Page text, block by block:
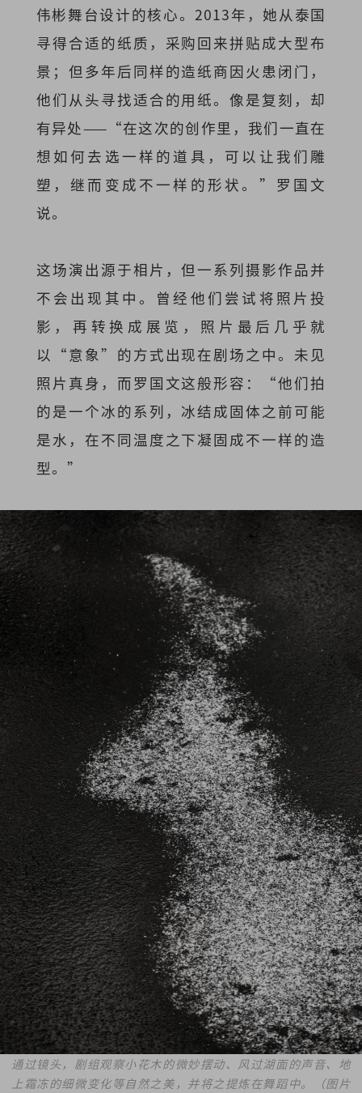
伟彬舞台设计的核心。2013年，她从泰国
寻得合适的纸质，采购回来拼贴成大型布
景；但多年后同样的造纸商因火患闭门，
他们从头寻找适合的用纸。像是复刻，却
有异处——“在这次的创作里，我们一直在
想如何去选一样的道具，可以让我们雕
塑，继而变成不一样的形状。”罗国文
说。
这场演出源于相片，但一系列摄影作品并
不会出现其中。曾经他们尝试将照片投
影，再转换成展览，照片最后几乎就
以“意象”的方式出现在剧场之中。未见
照片真身，而罗国文这般形容：“他们拍
的是一个冰的系列，冰结成固体之前可能
是水，在不同温度之下凝固成不一样的造
型。”
通过镜头，剧组观察小花木的微妙摆动、风过湖面的声音、地
上霜冻的细微变化等自然之美，并将之提炼在舞蹈中。（图片